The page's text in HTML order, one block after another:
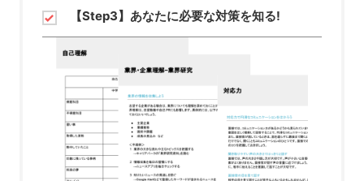
【Step3】あなたに必要な対策を知る!